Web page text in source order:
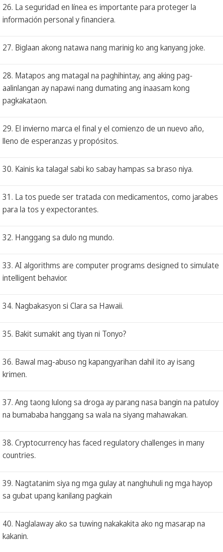
26. La seguridad en línea es importante para proteger la
información personal y financiera.
27. Biglaan akong natawa nang marinig ko ang kanyang joke.
28. Matapos ang matagal na paghihintay, ang aking pag-
aalinlangan ay napawi nang dumating ang inaasam kong
pagkakataon.
29. El invierno marca el final y el comienzo de un nuevo año,
lleno de esperanzas y propósitos.
30. Kainis ka talaga! sabi ko sabay hampas sa braso niya.
31. La tos puede ser tratada con medicamentos, como jarabes
para la tos y expectorantes.
32. Hanggang sa dulo ng mundo.
33. AI algorithms are computer programs designed to simulate
intelligent behavior.
34. Nagbakasyon si Clara sa Hawaii.
35. Bakit sumakit ang tiyan ni Tonyo?
36. Bawal mag-abuso ng kapangyarihan dahil ito ay isang
krimen.
37. Ang taong lulong sa droga ay parang nasa bangin na patuloy
na bumababa hanggang sa wala na siyang mahawakan.
38. Cryptocurrency has faced regulatory challenges in many
countries.
39. Nagtatanim siya ng mga gulay at nanghuhuli ng mga hayop
sa gubat upang kanilang pagkain
40. Naglalaway ako sa tuwing nakakakita ako ng masarap na
kakanin.